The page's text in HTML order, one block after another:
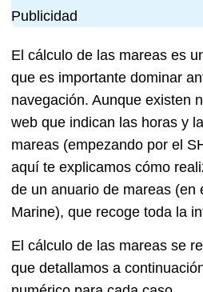
Publicidad
El cálculo de las mareas es
que es importante dominar
navegación. Aunque existen
web que indican las horas y
mareas (empezando por el
aquí te explicamos cómo
de un anuario de mareas (en
Marine), que recoge toda la
El cálculo de las mareas se
que detallamos a